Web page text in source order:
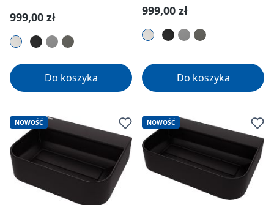
Cena regularna:
999,00 zł
Do koszyka
Cena regularna:
999,00 zł
Do koszyka
NOWOŚĆ NOWOŚĆ